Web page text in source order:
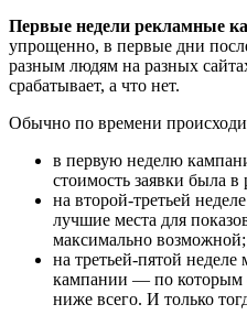
Первые недели рекламные
упрощенно, в первые дни
разным людям на разных
срабатывает, а что нет.
Обычно по времени
в первую неделю
стоимость заявки была
на второй-третьей
лучшие места для
максимально возможной;
на третьей-пятой
кампании — по которым
ниже всего. И только